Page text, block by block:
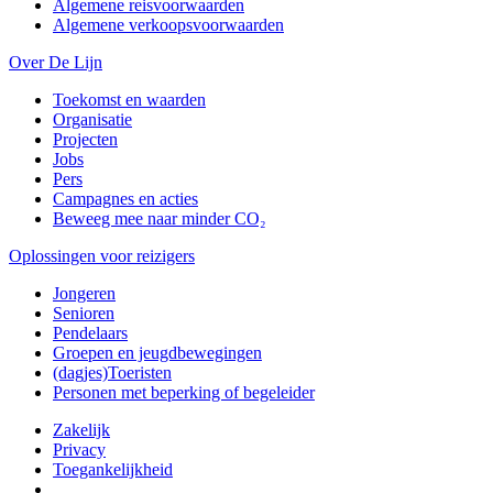
Algemene reisvoorwaarden
Algemene verkoopsvoorwaarden
Over De Lijn
Toekomst en waarden
Organisatie
Projecten
Jobs
Pers
Campagnes en acties
Beweeg mee naar minder CO₂
Oplossingen voor reizigers
Jongeren
Senioren
Pendelaars
Groepen en jeugdbewegingen
(dagjes)Toeristen
Personen met beperking of begeleider
Zakelijk
Privacy
Toegankelijkheid